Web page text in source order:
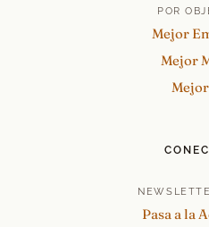
POR
Mejor
Mejor
Pasa a la